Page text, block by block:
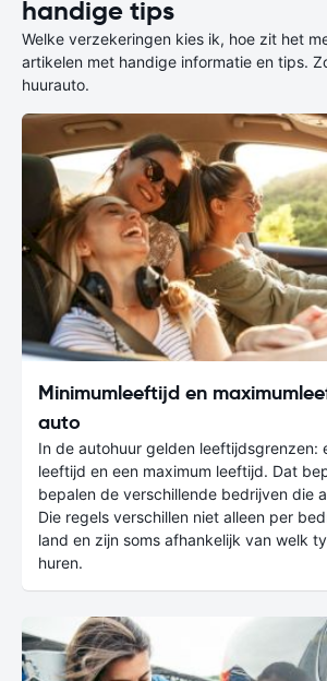
handige tips
Welke verzekeringen kies ik, hoe zit het
artikelen met handige informatie en tips.
huurauto.
Minimumleeftijd en
auto
In de autohuur gelden leeftijdsgrenzen:
leeftijd en een maximum leeftijd. Dat
bepalen de verschillende bedrijven die
Die regels verschillen niet alleen per
land en zijn soms afhankelijk van welk
huren.